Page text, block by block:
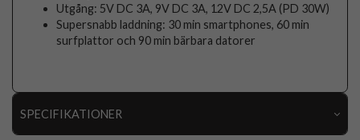
Utgång: 5V DC 3A, 9V DC 3A, 12V DC 2,5A (PD 30W)
Supersnabb laddning: 30 min smartphones, 60 min
surfplattor och 90 min bärbara datorer
SPECIFIKATIONER